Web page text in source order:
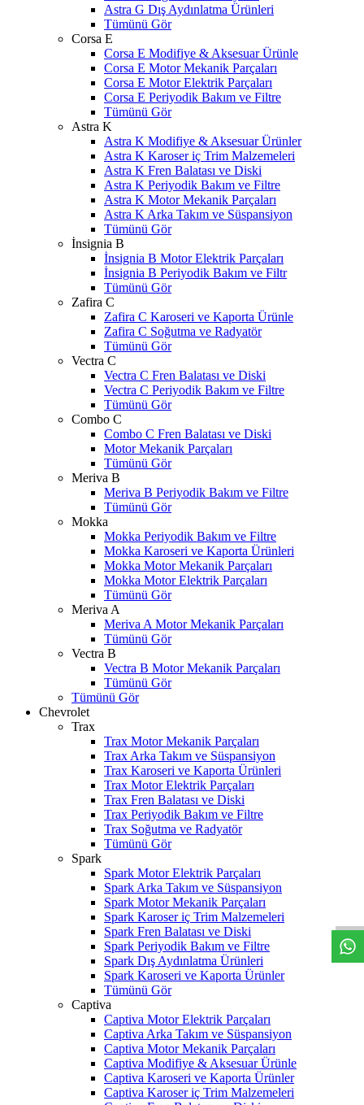
Astra G Dış Aydınlatma Ürünleri
Tümünü Gör
Corsa E
Corsa E Modifiye & Aksesuar Ürünle
Corsa E Motor Mekanik Parçaları
Corsa E Motor Elektrik Parçaları
Corsa E Periyodik Bakım ve Filtre
Tümünü Gör
Astra K
Astra K Modifiye & Aksesuar Ürünler
Astra K Karoser iç Trim Malzemeleri
Astra K Fren Balatası ve Diski
Astra K Periyodik Bakım ve Filtre
Astra K Motor Mekanik Parçaları
Astra K Arka Takım ve Süspansiyon
Tümünü Gör
İnsignia B
İnsignia B Motor Elektrik Parçaları
İnsignia B Periyodik Bakım ve Filtr
Tümünü Gör
Zafira C
Zafira C Karoseri ve Kaporta Ürünle
Zafira C Soğutma ve Radyatör
Tümünü Gör
Vectra C
Vectra C Fren Balatası ve Diski
Vectra C Periyodik Bakım ve Filtre
Tümünü Gör
Combo C
Combo C Fren Balatası ve Diski
Motor Mekanik Parçaları
Tümünü Gör
Meriva B
Meriva B Periyodik Bakım ve Filtre
Tümünü Gör
Mokka
Mokka Periyodik Bakım ve Filtre
Mokka Karoseri ve Kaporta Ürünleri
Mokka Motor Mekanik Parçaları
Mokka Motor Elektrik Parçaları
Tümünü Gör
Meriva A
Meriva A Motor Mekanik Parçaları
Tümünü Gör
Vectra B
Vectra B Motor Mekanik Parçaları
Tümünü Gör
Tümünü Gör
Chevrolet
Trax
Trax Motor Mekanik Parçaları
Trax Arka Takım ve Süspansiyon
Trax Karoseri ve Kaporta Ürünleri
Trax Motor Elektrik Parçaları
Trax Fren Balatası ve Diski
Trax Periyodik Bakım ve Filtre
Trax Soğutma ve Radyatör
Tümünü Gör
Spark
Spark Motor Elektrik Parçaları
Spark Arka Takım ve Süspansiyon
Spark Motor Mekanik Parçaları
Spark Karoser iç Trim Malzemeleri
Spark Fren Balatası ve Diski
Spark Periyodik Bakım ve Filtre
Spark Dış Aydınlatma Ürünleri
Spark Karoseri ve Kaporta Ürünler
Tümünü Gör
Captiva
Captiva Motor Elektrik Parçaları
Captiva Arka Takım ve Süspansiyon
Captiva Motor Mekanik Parçaları
Captiva Modifiye & Aksesuar Ürünle
Captiva Karoseri ve Kaporta Ürünler
Captiva Karoser iç Trim Malzemeleri